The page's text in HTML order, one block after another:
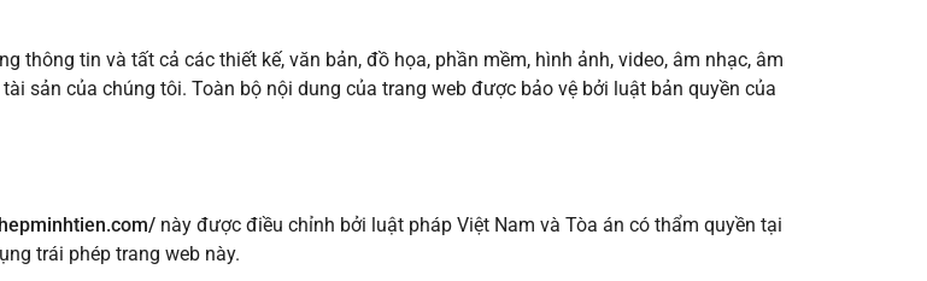
thông tin và tất cả các thiết kế, văn bản, đồ họa, phần mềm, hình ảnh, video, âm nhạc, âm
sản của chúng tôi. Toàn bộ nội dung của trang web được bảo vệ bởi luật bản quyền của
này được điều chỉnh bởi luật pháp Việt Nam và Tòa án có thẩm quyền tại
trái phép trang web này.